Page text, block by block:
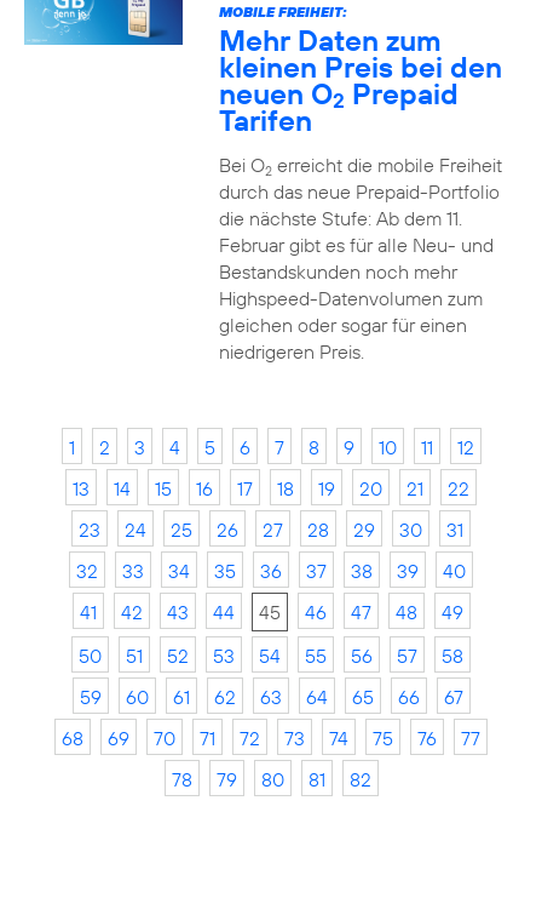
MOBILE FREIHEIT:
Mehr Daten zum
kleinen Preis bei den
neuen O2 Prepaid
Tarifen
Bei O2erreicht die mobile Freiheit
durch das neue Prepaid-Portfolio
die nächste Stufe: Ab dem 11.
Februar gibt es für alle Neu- und
Bestandskunden noch mehr
Highspeed-Datenvolumen zum
gleichen oder sogar für einen
niedrigeren Preis.
1 2 3 4 5 6 7 8 9 10 11
12
13
14 15 16 17 18 19 20 21
22
23
24 25 26 27 28 29 30
31
32
33 34 35 36 37 38 39
40
41
42 43 44 45 46 47 48
49
50
51 52 53 54 55 56 57
58
59
60 61 62 63 64 65 66
67
68
69 70 71 72 73 74 75 76
77
78
79 80 81 82